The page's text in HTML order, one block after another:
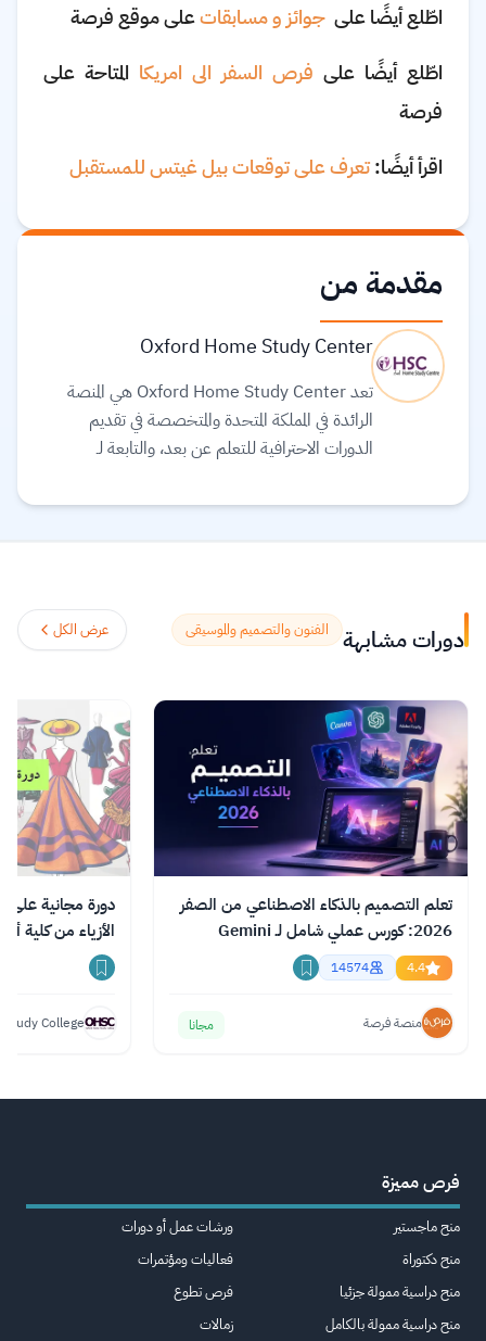
اطّلع أيضًا على جوائز و مسابقاتعلى موقع فرصة
اطّلع أيضًا على فرص السفر الى امريكا المتاحة على
فرصة
اقرأ أيضًا:تعرف على توقعات بيل غيتس للمستقبل
مقدمة من
Oxford Home Study Center
تعد Oxford Home Study Center هي المنصة
الرائدة في المملكة المتحدة والمتخصصة في تقديم
الدورات الاحترافية للتعلم عن بعد، والتابعة لـ
تعليمية عالمية شهيرة للتعليم عن بعد مكرسة لتقديم
المنزل.اقرأ المزيد.
دورات مشابهة الفنون والتصميم والموسيقى عرض الكل
تعلم التصميم بالذكاء الاصطناعي من الصفر
2026: كورس عملي شامل لـ Gemini
وChatGPT وClaude
4.4
14574
منصة فرصة مجانا
دورة مجانية على
الأزياء من كلية
College
فرص مميزة
منح ماجستير
منح دكتوراة
منح دراسية ممولة جزئيا
منح دراسية ممولة بالكامل
ورشات عمل أو دورات
فعاليات ومؤتمرات
فرص تطوع
زمالات